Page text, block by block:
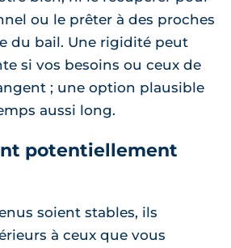
ou le prêter à des proches
du bail. Une rigidité peut
si vos besoins ou ceux de
; une option plausible
aussi long.
potentiellement
soient stables, ils
à ceux que vous